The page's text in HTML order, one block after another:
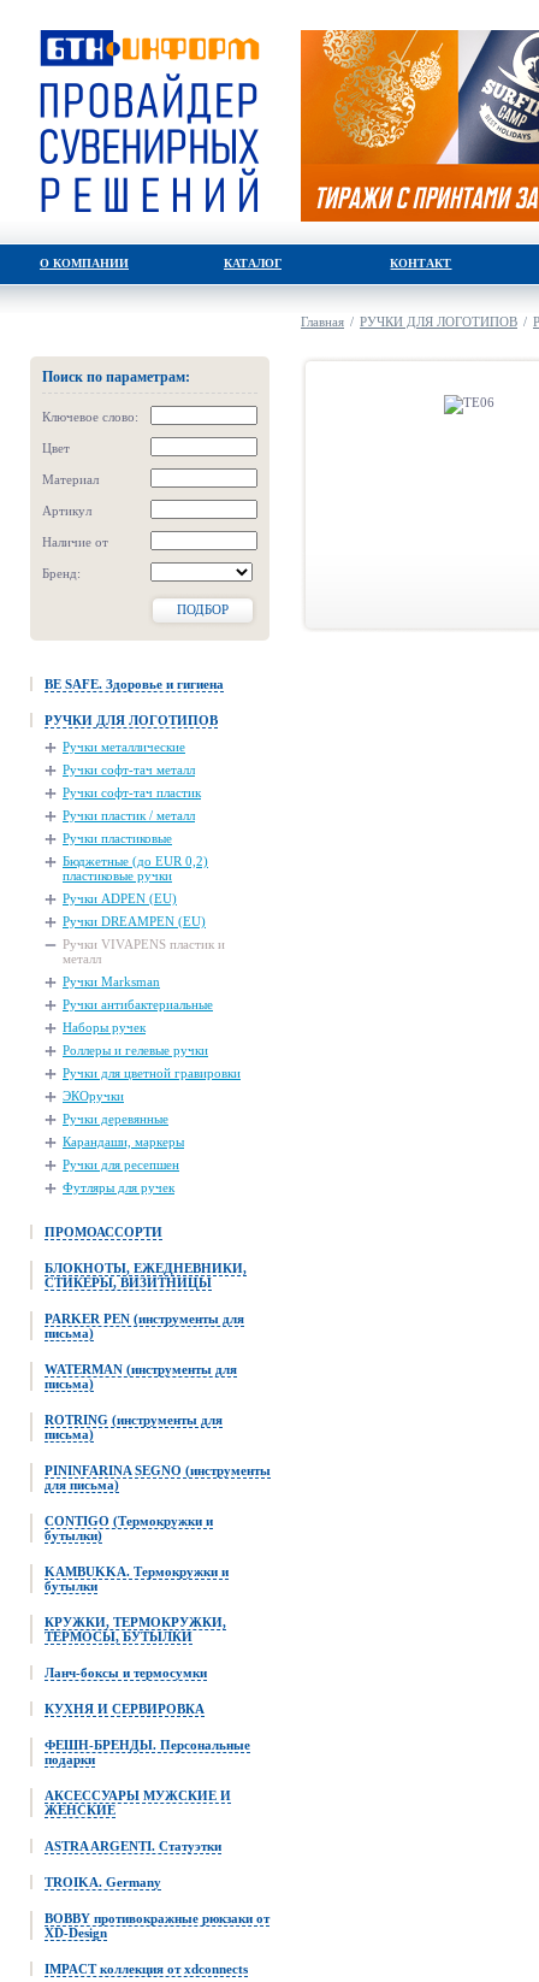
О КОМПАНИИ КАТАЛОГ КОНТАКТ
Поиск по параметрам:
Ключевое слово:
Цвет
Материал
Артикул
Наличие от
Бренд:
ПОДБОР
BE SAFE. Здоровье и гигиена
РУЧКИ ДЛЯ ЛОГОТИПОВ
Ручки металлические
Ручки софт-тач металл
Ручки софт-тач пластик
Ручки пластик / металл
Ручки пластиковые
Бюджетные (до EUR 0,2)
пластиковые ручки
Ручки ADPEN (EU)
Ручки DREAMPEN (EU)
Ручки VIVAPENS пластик и
металл
Ручки Marksman
Ручки антибактериальные
Наборы ручек
Роллеры и гелевые ручки
Ручки для цветной гравировки
ЭКОручки
Ручки деревянные
Карандаши, маркеры
Ручки для ресепшен
Футляры для ручек
ПРОМОАССОРТИ
БЛОКНОТЫ, ЕЖЕДНЕВНИКИ,
СТИКЕРЫ, ВИЗИТНИЦЫ
PARKER PEN (инструменты для
письма)
WATERMAN (инструменты для
письма)
ROTRING (инструменты для
письма)
PININFARINA SEGNO (инструменты
для письма)
CONTIGO (Термокружки и
бутылки)
KAMBUKKA. Термокружки и
бутылки
КРУЖКИ, ТЕРМОКРУЖКИ,
ТЕРМОСЫ, БУТЫЛКИ
Ланч-боксы и термосумки
КУХНЯ И СЕРВИРОВКА
ФЕШН-БРЕНДЫ. Персональные
подарки
АКСЕССУАРЫ МУЖСКИЕ И
ЖЕНСКИЕ
ASTRA ARGENTI. Статуэтки
TROIKA. Germany
BOBBY противокражные рюкзаки от
XD-Design
IMPACT коллекция от xdconnects
Главная / РУЧКИ ДЛЯ ЛОГОТИПОВ /